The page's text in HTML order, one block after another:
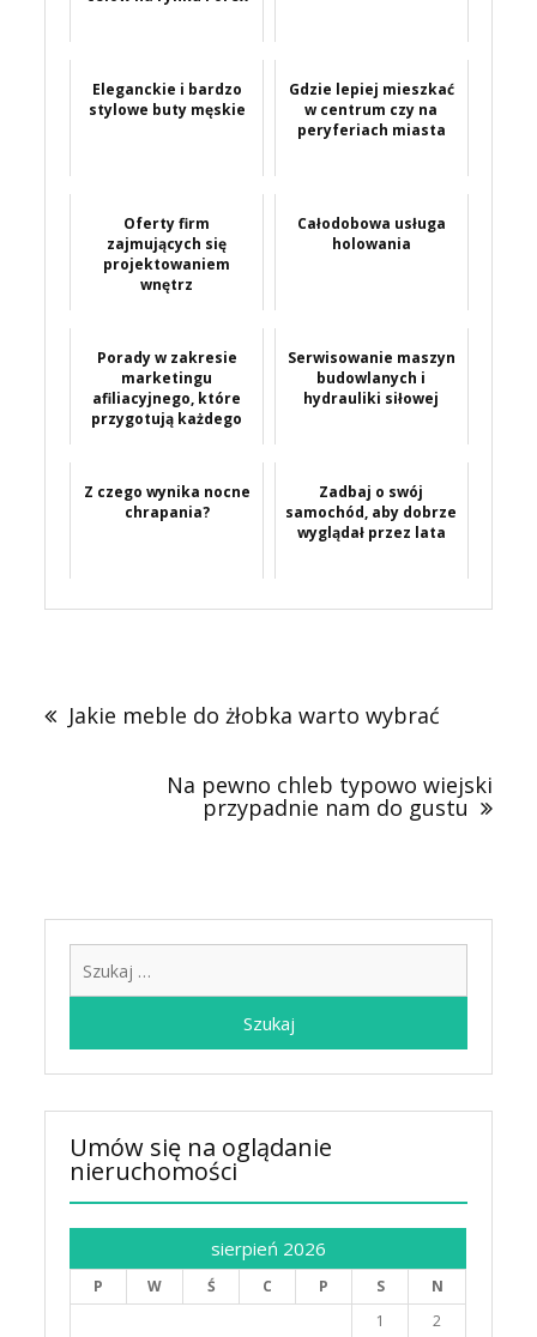
Eleganckie i bardzo
stylowe buty męskie
Gdzie lepiej mieszkać
w centrum czy na
peryferiach miasta
Oferty firm
zajmujących się
projektowaniem
wnętrz
Całodobowa usługa
holowania
Porady w zakresie
marketingu
afiliacyjnego, które
przygotują każdego
Serwisowanie maszyn
budowlanych i
hydrauliki siłowej
Z czego wynika nocne
chrapania?
Zadbaj o swój
samochód, aby dobrze
wyglądał przez lata
wpisu
Jakie meble do żłobka warto wybrać
Na pewno chleb typowo wiejski
przypadnie nam do gustu
Umów się na oglądanie
nieruchomości
sierpień 2026
P W Ś C P S
N
1
2